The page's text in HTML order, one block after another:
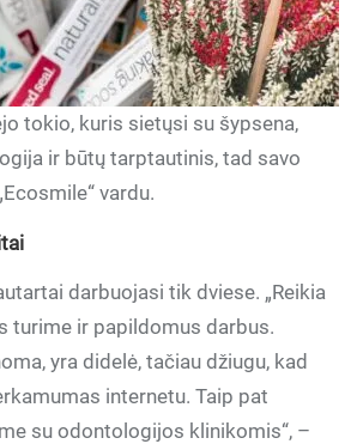
tokio, kuris sietųsi su šypsena,
ir būtų tarptautinis, tad savo
vardu.
darbuojasi tik dviese. „Reikia
turime ir papildomus darbus.
yra didelė, tačiau džiugu, kad
internetu. Taip pat
su odontologijos klinikomis“, –